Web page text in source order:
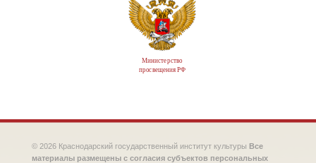
Министерство
просвещения РФ
© 2026 Краснодарский государственный институт культуры Все
материалы размещены с согласия субъектов персональных